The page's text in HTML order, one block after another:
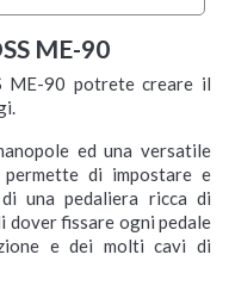
ME-90
ME-90 potrete creare il
ed una versatile
di impostare e
una pedaliera ricca di
dover fissare ogni pedale
e dei molti cavi di